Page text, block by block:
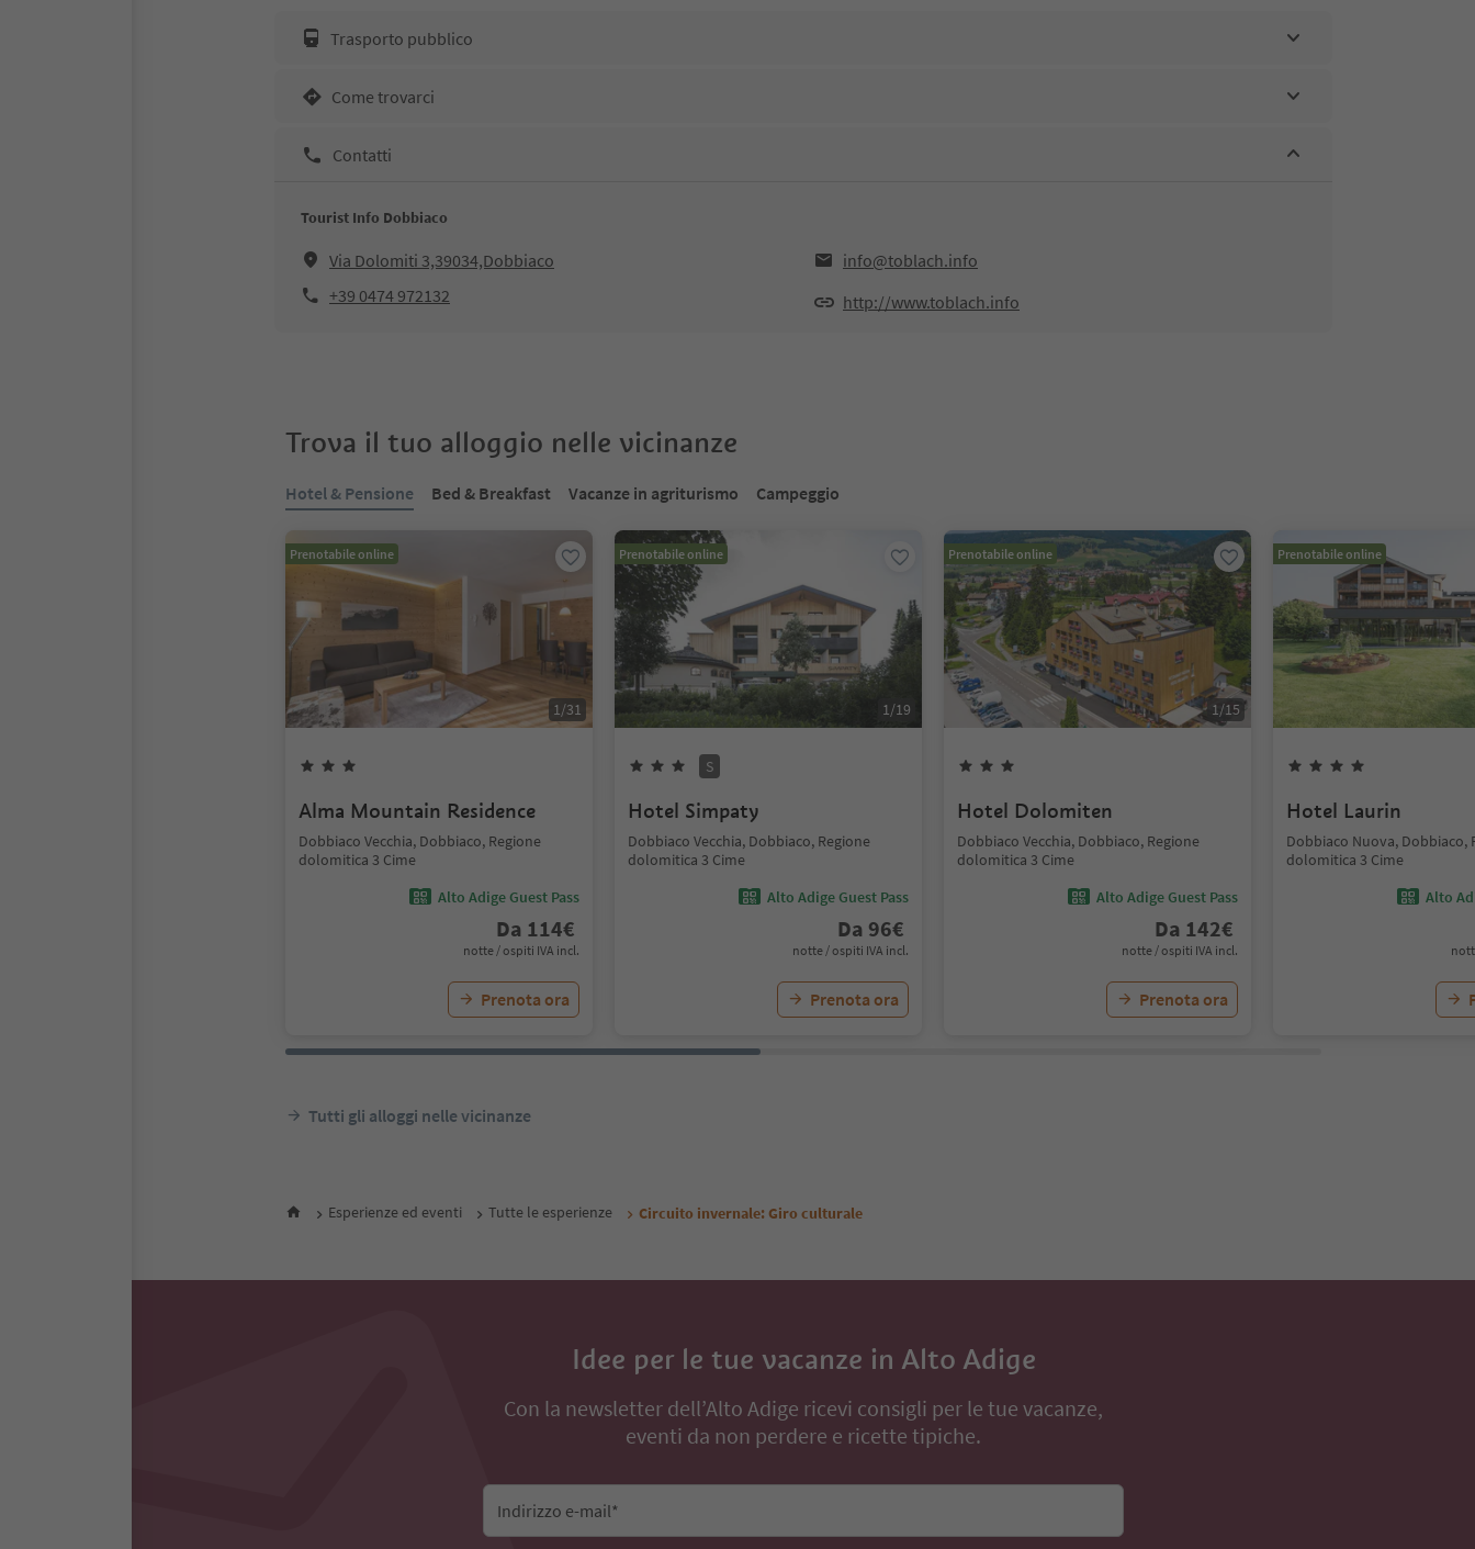
Trasporto pubblico
Come trovarci
Contatti
Tourist Info Dobbiaco
Via Dolomiti 3,39034,Dobbiaco
info@toblach.info
+39 0474 972132
http://www.toblach.info
Trova il tuo alloggio nelle vicinanze
Hotel & Pensione Bed & Breakfast Vacanze in agriturismo Campeggio
Prenotabile online
1/31
Alma Mountain Residence
Dobbiaco Vecchia, Dobbiaco, Regione
dolomitica 3 Cime
Alto Adige Guest Pass
Da 114€
notte / ospiti IVA incl.
Prenota ora
Prenotabile online
1/19
S
Hotel Simpaty
Dobbiaco Vecchia, Dobbiaco, Regione
dolomitica 3 Cime
Alto Adige Guest Pass
Da 96€
notte / ospiti IVA incl.
Prenota ora
Prenotabile online
1/15
Hotel Dolomiten
Dobbiaco Vecchia, Dobbiaco, Regione
dolomitica 3 Cime
Alto Adige Guest Pass
Da 142€
notte / ospiti IVA incl.
Prenota ora
Prenotabile online
Hotel Laurin
Dobbiaco Nuova, Dobbiaco,
dolomitica 3 Cime
Alto
Tutti gli alloggi nelle vicinanze
Esperienze ed eventi Tutte le esperienze Circuito invernale: Giro culturale
Idee per le tue vacanze in Alto Adige
Con la newsletter dell’Alto Adige ricevi consigli per le tue vacanze,
eventi da non perdere e ricette tipiche.
Indirizzo e-mail*